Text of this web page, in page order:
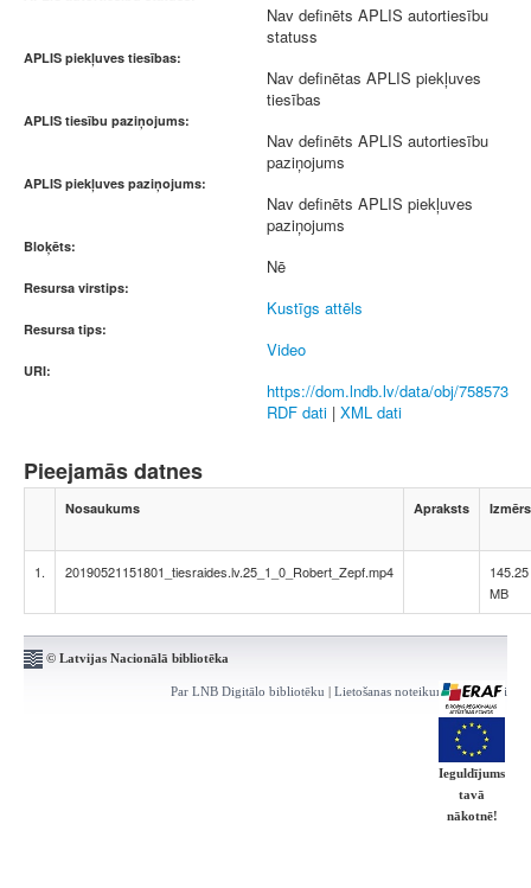
Nav definēts APLIS autortiesību
statuss
APLIS piekļuves tiesības:
Nav definētas APLIS piekļuves
tiesības
APLIS tiesību paziņojums:
Nav definēts APLIS autortiesību
paziņojums
APLIS piekļuves paziņojums:
Nav definēts APLIS piekļuves
paziņojums
Bloķēts:
Nē
Resursa virstips:
Kustīgs attēls
Resursa tips:
Video
URI:
https://dom.lndb.lv/data/obj/758573
RDF dati | XML dati
Pieejamās datnes
Nosaukums Apraksts Izmērs
1. 20190521151801_tiesraides.lv.25_1_0_Robert_Zepf.mp4
145.25
MB
© Latvijas Nacionālā bibliotēka
Par LNB Digitālo bibliotēku | Lietošanas noteikumi | Kontakti
Ieguldījums
tavā
nākotnē!